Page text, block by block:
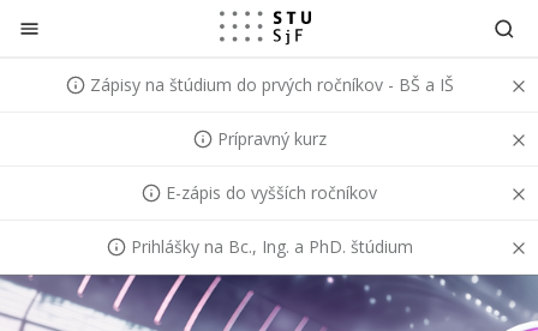
Prejsť na obsah
Zápisy na štúdium do prvých ročníkov - BŠ a IŠ
Prípravný kurz
E-zápis do vyšších ročníkov
Prihlášky na Bc., Ing. a PhD. štúdium